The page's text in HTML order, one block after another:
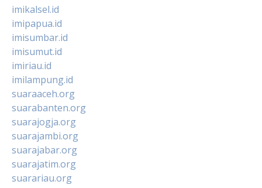
imikalsel.id
imipapua.id
imisumbar.id
imisumut.id
imiriau.id
imilampung.id
suaraaceh.org
suarabanten.org
suarajogja.org
suarajambi.org
suarajabar.org
suarajatim.org
suarariau.org